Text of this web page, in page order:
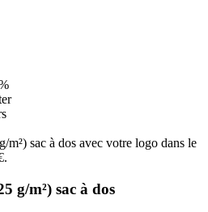
g/m²) sac à dos